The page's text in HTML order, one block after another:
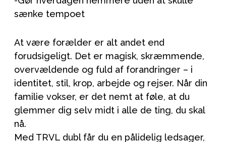
sænke tempoet
At være forælder er alt andet end
forudsigeligt. Det er magisk, skræmmende,
overvældende og fuld af forandringer – i
identitet, stil, krop, arbejde og rejser. Når din
familie vokser, er det nemt at føle, at du
glemmer dig selv midt i alle de ting, du skal
nå.
Med TRVL dubl får du en pålidelig ledsager,